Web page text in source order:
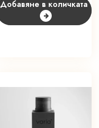
Добавяне в количката